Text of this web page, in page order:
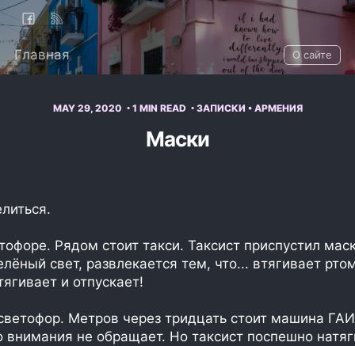
Главная О сайте
MAY 29, 2020 1 MIN READ ЗАПИСКИ • АРМЕНИЯ
Маски
Рядом стоит такси. Таксист приспустил
свет, развлекается тем, что... втягивает
и отпускает!
Метров через тридцать стоит машина
внимания не обращает. Но таксист поспешно